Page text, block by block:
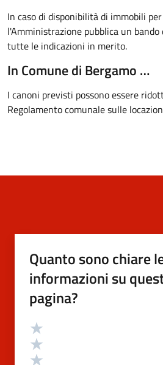
In caso di disponibilità di immobili
l'Amministrazione pubblica un
tutte le indicazioni in merito.
In Comune di Bergamo …
I canoni previsti possono essere
Regolamento comunale sulle
Quanto sono chiare
informazioni su
pagina?
Valutazione